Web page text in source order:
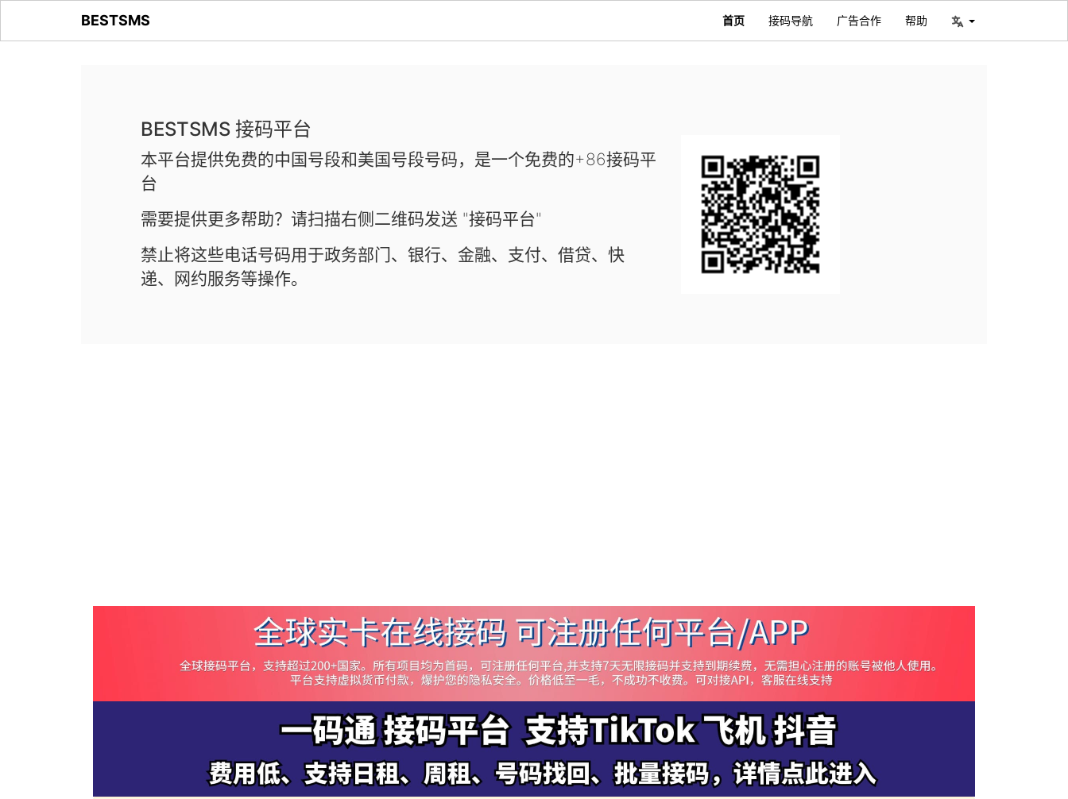
BESTSMS 首页 接码导航 广告合作 帮助
BESTSMS 接码平台
本平台提供免费的中国号段和美国号段号码，是一个免费的+86接码平
台
需要提供更多帮助？请扫描右侧二维码发送 "接码平台"
禁止将这些电话号码用于政务部门、银行、金融、支付、借贷、快
递、网约服务等操作。